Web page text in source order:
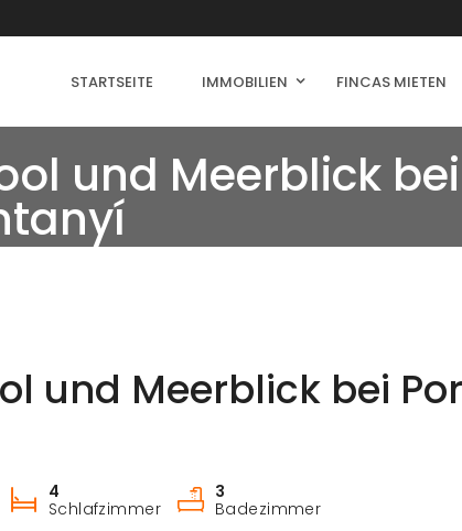
STARTSEITE IMMOBILIEN FINCAS MIETEN
und Meerblick bei
und Meerblick bei
4
Schlafzimmer
3
Badezimmer